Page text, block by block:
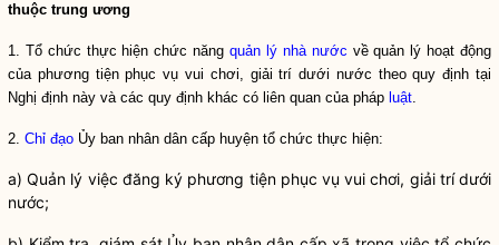
thuộc trung ương
1. Tổ chức thực hiện chức năngquản lý nhà nước về quản lý hoạt động
của phương tiện phục vụ vui chơi, giải trí dưới nước theo quy định tại
Nghị định này và các quy định khác có liên quan của pháp luật.
2. Chỉ đạo Ủy ban nhân dân cấp huyện tổ chức thực hiện:
a) Quản lý việc đăng ký phương tiện phục vụ vui chơi, giải trí dưới
nước;